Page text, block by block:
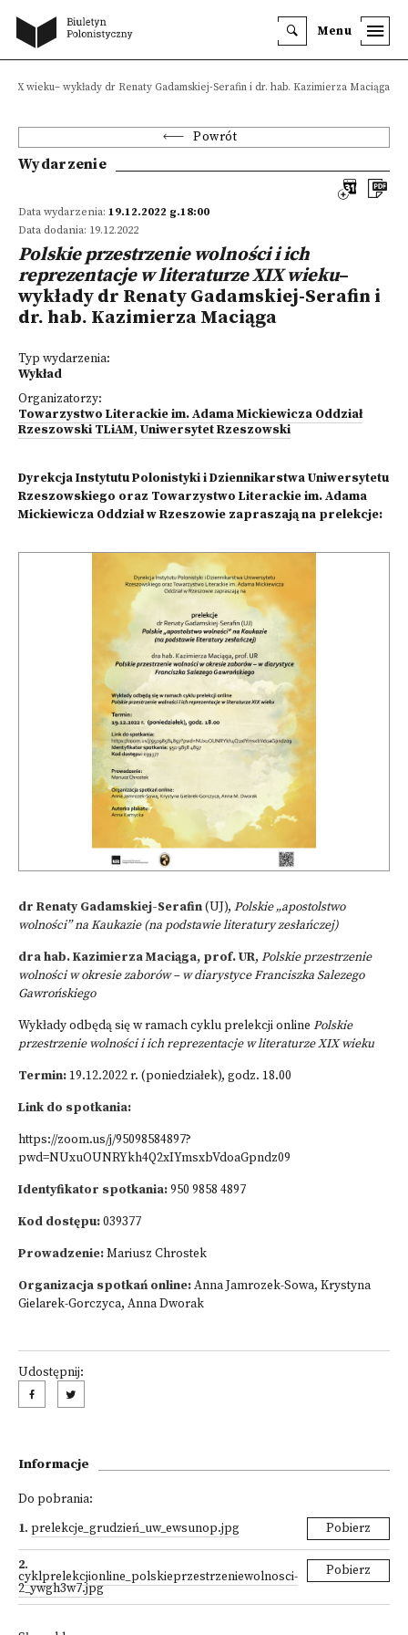
Menu
wieku– wykłady dr Renaty Gadamskiej-Serafin i dr. hab. Kazimierza Maciąga
Powrót
Wydarzenie
Data wydarzenia: 19.12.2022 g.18:00
Data dodania: 19.12.2022
Polskie przestrzenie wolności i ich
reprezentacje w literaturze XIX wieku–
wykłady dr Renaty Gadamskiej-Serafin i
dr. hab. Kazimierza Maciąga
Typ wydarzenia:
Wykład
Organizatorzy:
Towarzystwo Literackie im. Adama Mickiewicza Oddział
Rzeszowski TLiAM, Uniwersytet Rzeszowski
Dyrekcja Instytutu Polonistyki i Dziennikarstwa Uniwersytetu
Rzeszowskiego oraz Towarzystwo Literackie im. Adama
Mickiewicza Oddział w Rzeszowie zapraszają na prelekcje:
dr Renaty Gadamskiej-Serafin(UJ), Polskie „apostolstwo
wolności” na Kaukazie (na podstawie literatury zesłańczej)
dra hab. Kazimierza Maciąga, prof. UR, Polskie przestrzenie
wolności w okresie zaborów – w diarystyce Franciszka Salezego
Gawrońskiego
Wykłady odbędą się w ramach cyklu prelekcji online Polskie
przestrzenie wolności i ich reprezentacje w literaturze XIX wieku
Termin: 19.12.2022 r. (poniedziałek), godz. 18.00
Link do spotkania:
https://zoom.us/j/95098584897?
pwd=NUxuOUNRYkh4Q2xIYmsxbVdoaGpndz09
Identyfikator spotkania:950 9858 4897
Kod dostępu:039377
Prowadzenie:Mariusz Chrostek
Organizacja spotkań online:Anna Jamrozek-Sowa, Krystyna
Gielarek-Gorczyca, Anna Dworak
Udostępnij:
Informacje
Do pobrania:
1. prelekcje_grudzień_uw_ewsunop.jpg Pobierz
2.
cyklprelekcjionline_polskieprzestrzeniewolnosci-
2_ywgh3w7.jpg
Pobierz